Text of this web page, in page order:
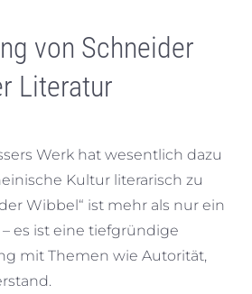
von Schneider
Literatur
Werk hat wesentlich dazu
Kultur literarisch zu
Wibbel“ ist mehr als nur ein
es ist eine tiefgründige
mit Themen wie Autorität,